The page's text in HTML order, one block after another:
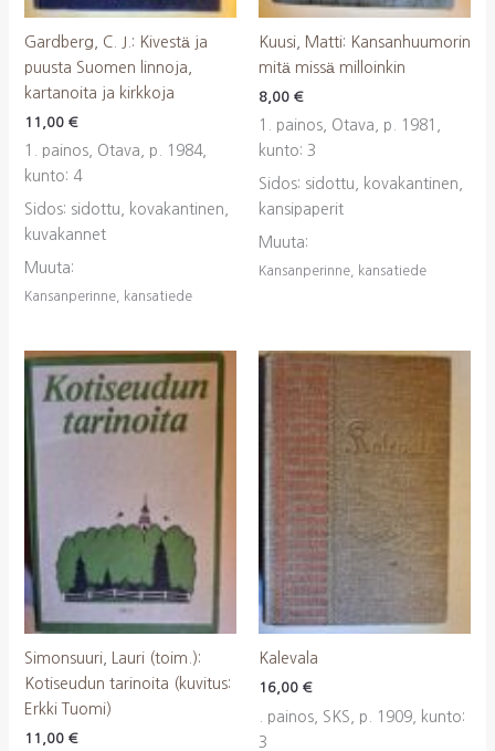
Gardberg, C. J.: Kivestä ja
puusta Suomen linnoja,
kartanoita ja kirkkoja
11,00 €
1. painos, Otava, p. 1984,
kunto: 4
Sidos: sidottu, kovakantinen,
kuvakannet
Muuta:
Kansanperinne, kansatiede
Kuusi, Matti: Kansanhuumorin
mitä missä milloinkin
8,00 €
1. painos, Otava, p. 1981,
kunto: 3
Sidos: sidottu, kovakantinen,
kansipaperit
Muuta:
Kansanperinne, kansatiede
Simonsuuri, Lauri (toim.):
Kotiseudun tarinoita (kuvitus:
Erkki Tuomi)
11,00 €
Kalevala
16,00 €
. painos, SKS, p. 1909, kunto:
3